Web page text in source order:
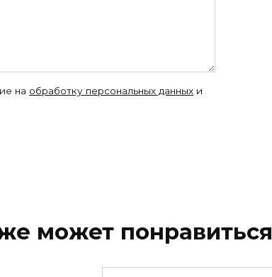
на обработку персональных данных и
может понравиться